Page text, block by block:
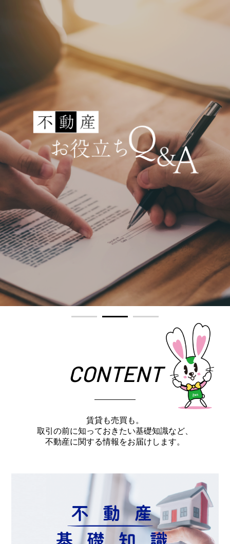
CONTENT
賃貸も売買も。
取引の前に知っておきたい基礎知識など、
不動産に関する情報をお届けします。